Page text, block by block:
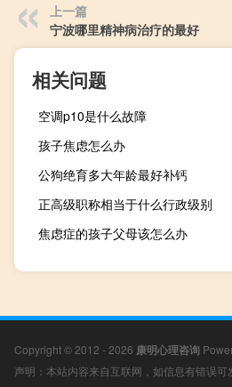
上一篇
宁波哪里精神病治疗的最好
相关问题
空调p10是什么故障
孩子焦虑怎么办
公狗绝育多大年龄最好补钙
正高级职称相当于什么行政级别
焦虑症的孩子父母该怎么办
Copyright © 2012 - 2026 康明心理咨询
声明：本站内容来自互联网，如信息有错误